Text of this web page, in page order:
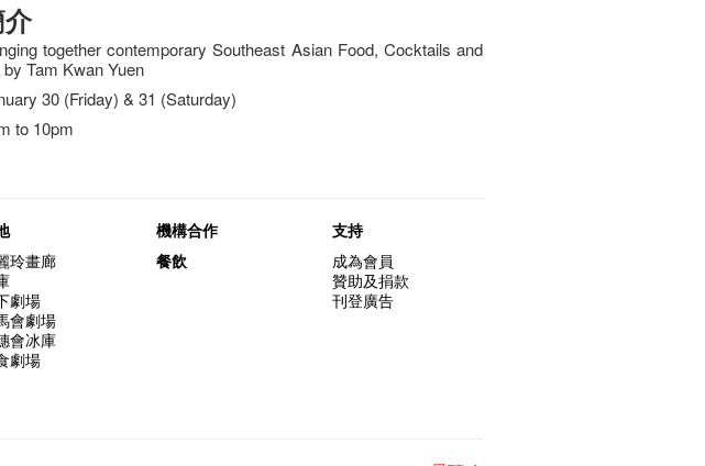
together contemporary Southeast Asian Food, Cocktails and
Tam Kwan Yuen
30 (Friday) & 31 (Saturday)
to 10pm
玲畫廊
劇場
會劇場
會冰庫
劇場
機構合作
餐飲
支持
成為會員
贊助及捐款
刊登廣告